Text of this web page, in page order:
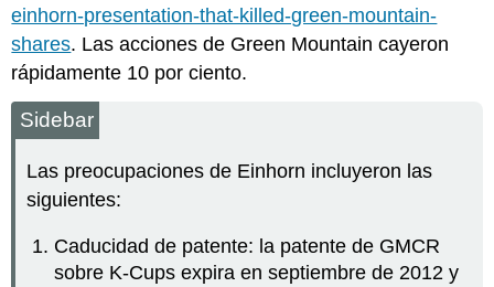
einhorn-presentation-that-killed-green-mountain-
shares. Las acciones de Green Mountain cayeron
rápidamente 10 por ciento.
Sidebar
Las preocupaciones de Einhorn incluyeron las
siguientes:
Caducidad de patente: la patente de GMCR
sobre K-Cups expira en septiembre de 2012 y